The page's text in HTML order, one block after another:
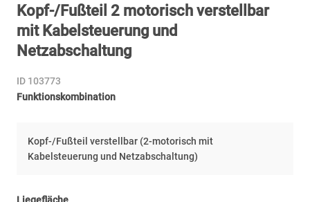
Kopf-/Fußteil 2 motorisch verstellbar
mit Kabelsteuerung und
Netzabschaltung
ID 103773
Funktionskombination
Kopf-/Fußteil verstellbar (2-motorisch mit
Kabelsteuerung und Netzabschaltung)